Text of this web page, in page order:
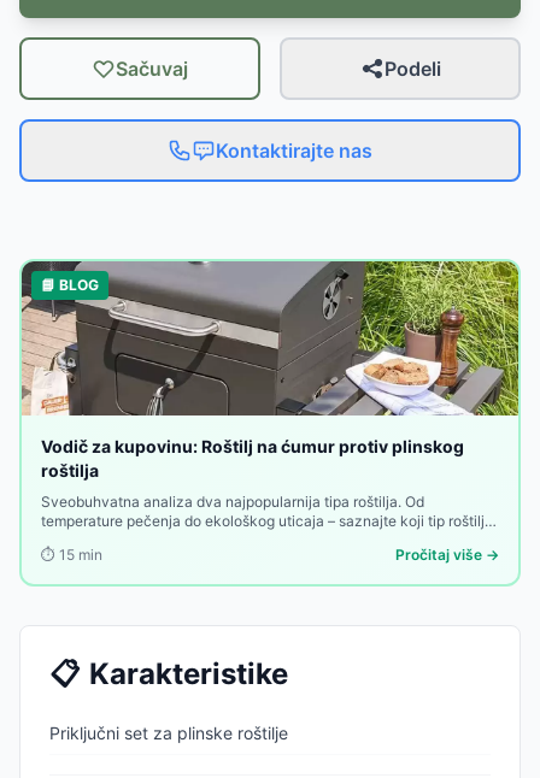
Sačuvaj Podeli
Kontaktirajte nas
📘 BLOG
Vodič za kupovinu: Roštilj na ćumur protiv plinskog
roštilja
Sveobuhvatna analiza dva najpopularnija tipa roštilja. Od
temperature pečenja do ekološkog uticaja – saznajte koji tip roštilja
⏱️ 15 min Pročitaj više →
📋 Karakteristike
Priključni set za plinske roštilje